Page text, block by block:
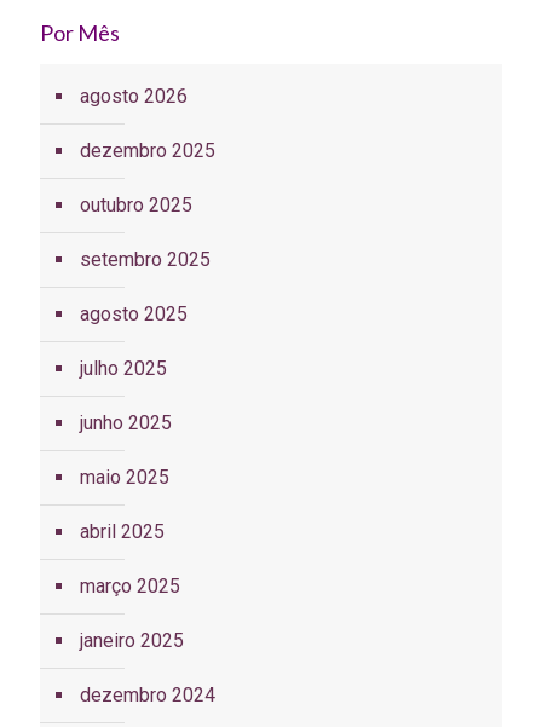
Por Mês
agosto 2026
dezembro 2025
outubro 2025
setembro 2025
agosto 2025
julho 2025
junho 2025
maio 2025
abril 2025
março 2025
janeiro 2025
dezembro 2024